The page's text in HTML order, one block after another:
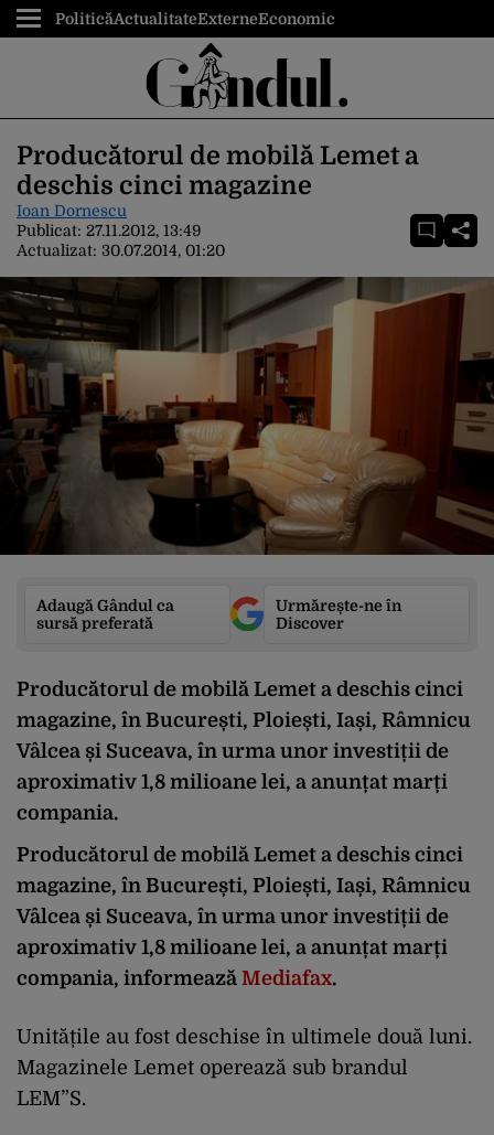
PoliticăActualitateExterneEconomic
Producătorul de mobilă Lemet a
deschis cinci magazine
Ioan Dornescu
Publicat: 27.11.2012, 13:49
Actualizat: 30.07.2014, 01:20
Adaugă Gândul ca
sursă preferată
Urmărește-ne în
Discover
Producătorul de mobilă Lemet a deschis cinci
magazine, în București, Ploiești, Iași, Râmnicu
Vâlcea și Suceava, în urma unor investiții de
aproximativ 1,8 milioane lei, a anunțat marți
compania.
Producătorul de mobilă Lemet a deschis cinci
magazine, în București, Ploiești, Iași, Râmnicu
Vâlcea și Suceava, în urma unor investiții de
aproximativ 1,8 milioane lei, a anunțat marți
compania, informează Mediafax.
Unitățile au fost deschise în ultimele două luni.
Magazinele Lemet operează sub brandul
LEM”S.